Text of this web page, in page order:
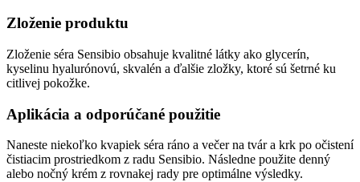
Zloženie produktu
Zloženie séra Sensibio obsahuje kvalitné látky ako glycerín,
kyselinu hyalurónovú, skvalén a ďalšie zložky, ktoré sú šetrné ku
citlivej pokožke.
Aplikácia a odporúčané použitie
Naneste niekoľko kvapiek séra ráno a večer na tvár a krk po očistení
čistiacim prostriedkom z radu Sensibio. Následne použite denný
alebo nočný krém z rovnakej rady pre optimálne výsledky.